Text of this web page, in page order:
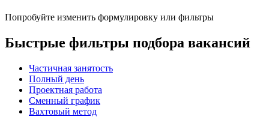
Попробуйте изменить формулировку или фильтры
Быстрые фильтры подбора вакансий
Частичная занятость
Полный день
Проектная работа
Сменный график
Вахтовый метод